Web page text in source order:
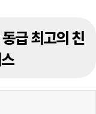
급 최고의 친